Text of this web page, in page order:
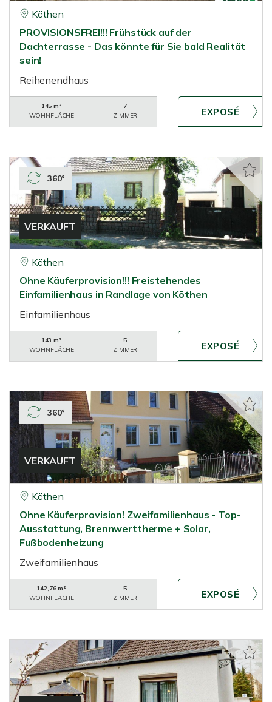
Köthen
PROVISIONSFREI!!! Frühstück auf der
Dachterrasse - Das könnte für Sie bald Realität
sein!
Reihenendhaus
145 m²
WOHNFLÄCHE
7
ZIMMER
VERKAUFT
360°
Köthen
Ohne Käuferprovision!!! Freistehendes
Einfamilienhaus in Randlage von Köthen
Einfamilienhaus
143 m²
WOHNFLÄCHE
5
ZIMMER
VERKAUFT
360°
Köthen
Ohne Käuferprovision! Zweifamilienhaus - Top-
Ausstattung, Brennwerttherme + Solar,
Fußbodenheizung
Zweifamilienhaus
142,76 m²
WOHNFLÄCHE
5
ZIMMER